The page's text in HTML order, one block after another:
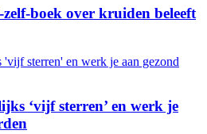
boek over kruiden beleeft
‘vijf sterren’ en werk je